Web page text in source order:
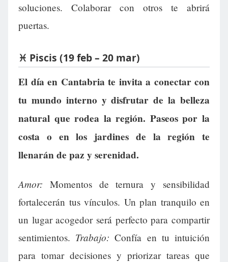
soluciones. Colaborar con otros te abrirá
puertas.
♓ Piscis (19 feb – 20 mar)
El día en Cantabria te invita a conectar con
tu mundo interno y disfrutar de la belleza
natural que rodea la región. Paseos por la
costa o en los jardines de la región te
llenarán de paz y serenidad.
Amor: Momentos de ternura y sensibilidad
fortalecerán tus vínculos. Un plan tranquilo en
un lugar acogedor será perfecto para compartir
sentimientos. Trabajo: Confía en tu intuición
para tomar decisiones y priorizar tareas que